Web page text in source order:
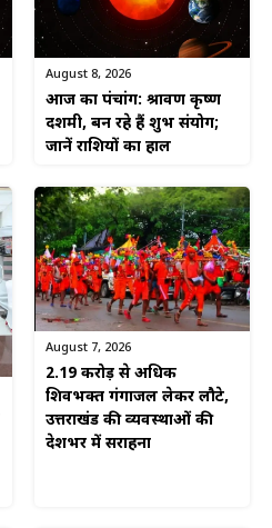
August 8, 2026
आज का पंचांग: श्रावण कृष्ण
दशमी, बन रहे हैं शुभ संयोग;
जानें राशियों का हाल
August 7, 2026
2.19 करोड़ से अधिक
शिवभक्त गंगाजल लेकर लौटे,
उत्तराखंड की व्यवस्थाओं की
देशभर में सराहना